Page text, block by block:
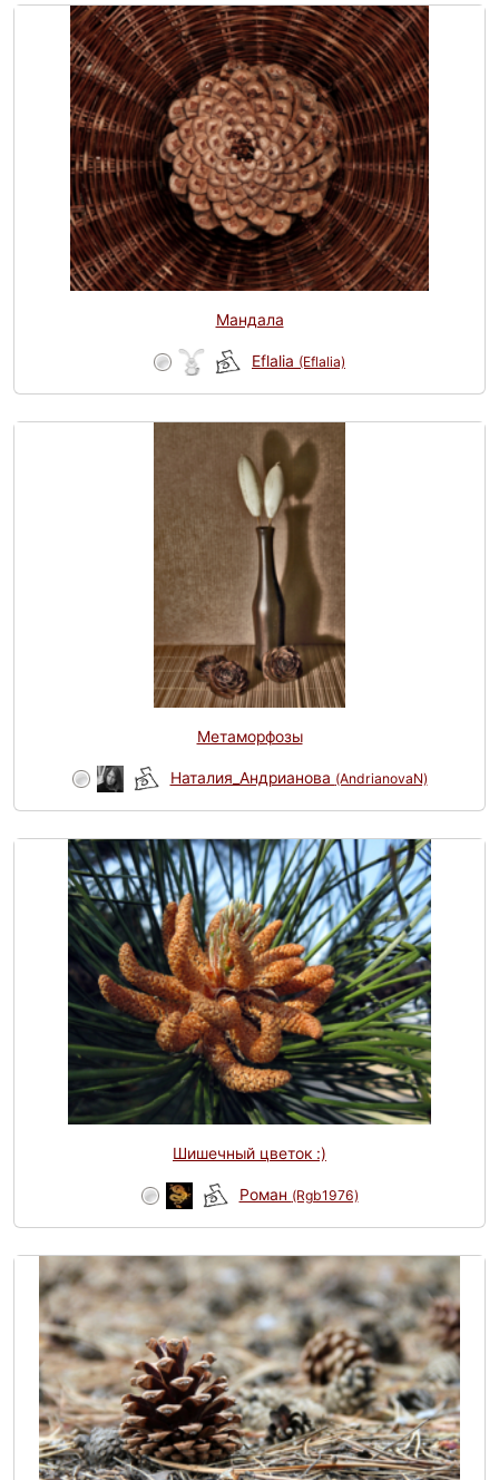
Мандала
Eflalia (Eflalia)
Метаморфозы
Наталия_Андрианова (AndrianovaN)
Шишечный цветок :)
Роман (Rgb1976)